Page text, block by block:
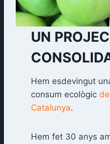
UN
Hem esdevingut
consum ecològic
Catalunya.
Hem fet 30 anys